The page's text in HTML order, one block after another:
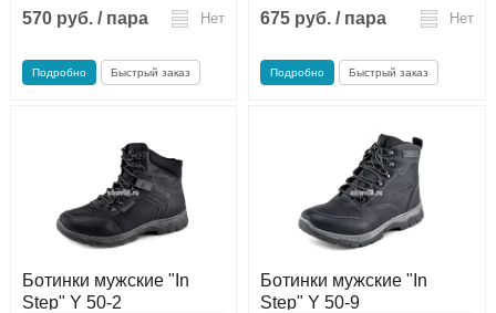
570 руб. / пара Нет
Подробно Быстрый заказ
675 руб. / пара Нет
Подробно Быстрый заказ
Ботинки мужские "In
Step" Y 50-2
Ботинки мужские "In
Step" Y 50-9